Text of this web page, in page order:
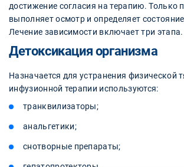
достижение согласия на терапию. Только
выполняет осмотр и определяет
Лечение зависимости включает три этапа.
Детоксикация организма
Назначается для устранения физической
инфузионной терапии используются:
транквилизаторы;
анальгетики;
снотворные препараты;